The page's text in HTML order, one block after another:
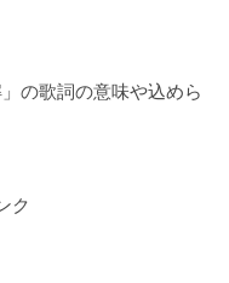
の歌詞の意味や込めら
ク